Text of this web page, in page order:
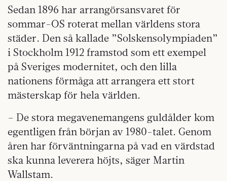
Sedan 1896 har arrangörsansvaret för
sommar-OS roterat mellan världens stora
städer. Den så kallade ”Solskensolympiaden”
i Stockholm 1912 framstod som ett exempel
på Sveriges modernitet, och den lilla
nationens förmåga att arrangera ett stort
mästerskap för hela världen.
– De stora megavenemangens guldålder kom
egentligen från början av 1980-talet. Genom
åren har förväntningarna på vad en värdstad
ska kunna leverera höjts, säger Martin
Wallstam.